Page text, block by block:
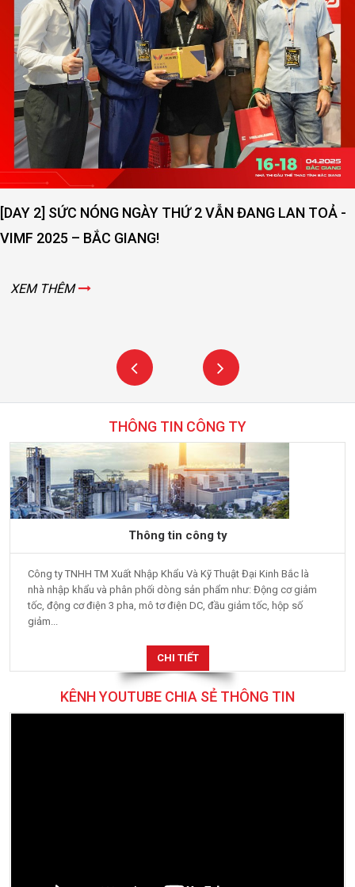
[DAY 2] SỨC NÓNG NGÀY THỨ 2 VẪN ĐANG LAN TOẢ -
VIMF 2025 – BẮC GIANG!
XEM THÊM
THÔNG TIN CÔNG TY
Thông tin công ty
Công ty TNHH TM Xuất Nhập Khẩu Và Kỹ Thuật Đại Kinh Bắc là
nhà nhập khẩu và phân phối dòng sản phẩm như: Động cơ giảm
tốc, động cơ điện 3 pha, mô tơ điện DC, đầu giảm tốc, hộp số
giảm...
CHI TIẾT
KÊNH YOUTUBE CHIA SẺ THÔNG TIN